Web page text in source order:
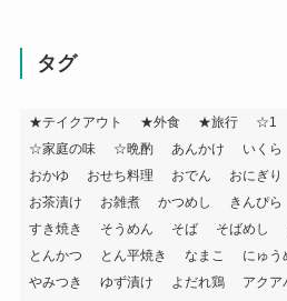
タグ
★テイクアウト ★外食 ★旅行 ☆1
☆家庭の味
☆晩酌 あんかけ いくら
おかゆ
おせち料理 おでん おにぎり
お茶漬け
お雑煮 かつめし きんぴら
すき焼き
そうめん そば そばめし
とんかつ
とん平焼き なまこ にゅう
やみつき
ゆず漬け よだれ鶏 アクア